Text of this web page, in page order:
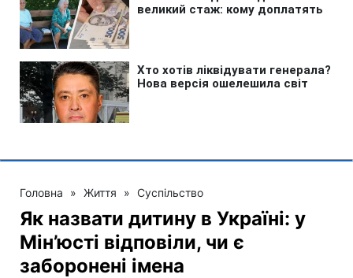
Головна » Життя » Суспільство
Як назвати дитину в Україні: у
Мін’юсті відповіли, чи є
заборонені імена